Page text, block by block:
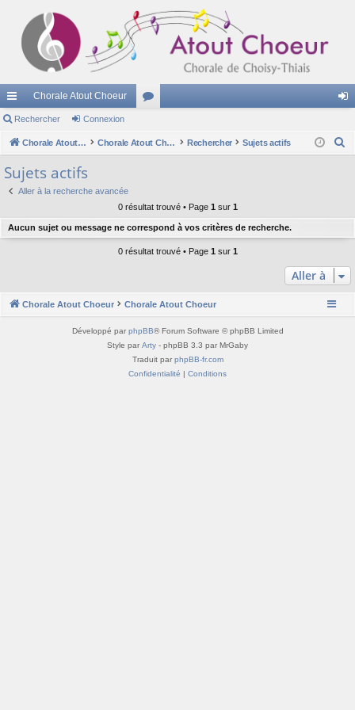
cc
ès
ra
pi
Chorale Atout Choeur
u ne
Rechercher Connexion
Chorale Atout Choeur Chorale Atout Choeur Rechercher Sujets actifs
e
Sujets actifs
Aller à la recherche avancée
0 résultat trouvé • Page 1 sur 1
Aucun sujet ou message ne correspond à vos critères de recherche.
0 résultat trouvé • Page 1 sur 1
Aller à
Chorale Atout Choeur Chorale Atout Choeur
Développé par phpBB® Forum Software © phpBB Limited
Style par Arty - phpBB 3.3 par MrGaby
Traduit par phpBB-fr.com
Confidentialité | Conditions